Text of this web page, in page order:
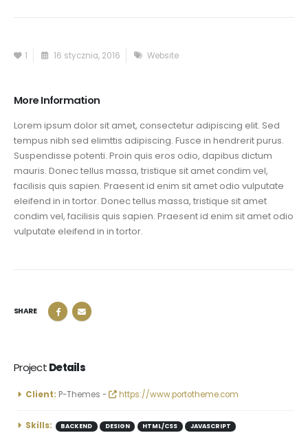
1 16 stycznia, 2016 Website
More Information
Lorem ipsum dolor sit amet, consectetur adipiscing elit. Sed
tempus nibh sed elimttis adipiscing. Fusce in hendrerit purus.
Suspendisse potenti. Proin quis eros odio, dapibus dictum
mauris. Donec tellus massa, tristique sit amet condim vel,
facilisis quis sapien. Praesent id enim sit amet odio vulputate
eleifend in in tortor. Donec tellus massa, tristique sit amet
condim vel, facilisis quis sapien. Praesent id enim sit amet odio
vulputate eleifend in in tortor.
SHARE
ProjectDetails
Client: P-Themes - https://www.portotheme.com
Skills: BACKEND DESIGN HTML/CSS JAVASCRIPT